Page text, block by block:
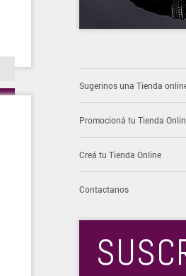
Sugerinos una Tienda
Promocioná tu Tienda
Creá tu Tienda Online
Contactanos